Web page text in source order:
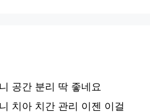
공간 분리 딱 좋네요
치아 치간 관리 이젠 이걸